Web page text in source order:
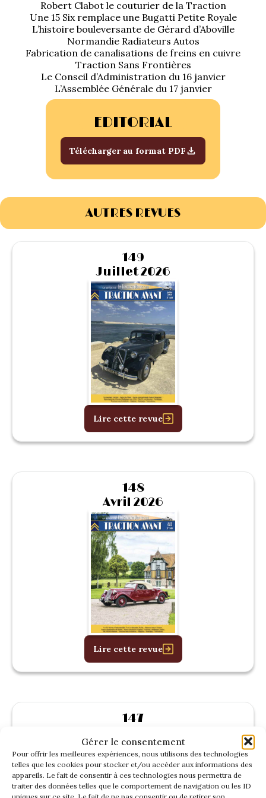
Gérer le consentement
Pour offrir les meilleures expériences, nous utilisons des technologies
telles que les cookies pour stocker et/ou accéder aux informations des
appareils. Le fait de consentir à ces technologies nous permettra de
traiter des données telles que le comportement de navigation ou les ID
uniques sur ce site. Le fait de ne pas consentir ou de retirer son
1934/1941
Evolution 11 –
1945/1952
Evolution 11 –
1952/1957
La 15/6 G –
La 15/6 D –
La 15/6 H –
1954/1956
Robert Clabot le couturier de la Traction
Une 15 Six remplace une Bugatti Petite Royale
L’histoire bouleversante de Gérard d’Aboville
Normandie Radiateurs Autos
Fabrication de canalisations de freins en cuivre
Traction Sans Frontières
Le Conseil d’Administration du 16 janvier
L’Assemblée Générale du 17 janvier
EDITORIAL
Télécharger au format PDF
AUTRES REVUES
149
Juillet 2026
Lire cette revue
148
Avril 2026
Lire cette revue
147